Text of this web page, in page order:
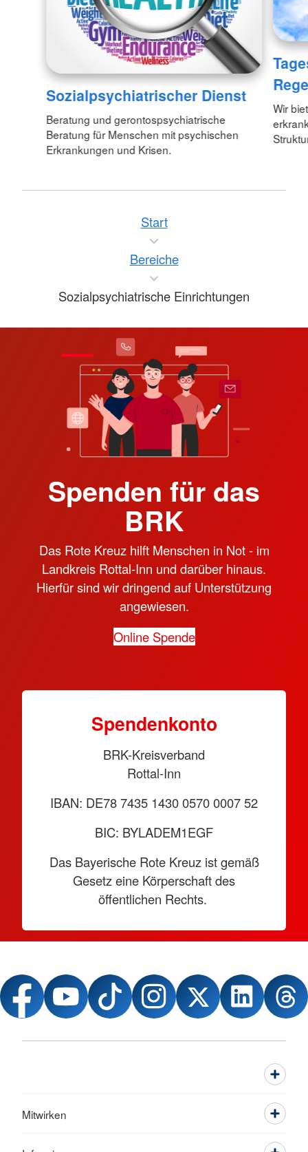
Sozialpsychiatrischer Dienst
Beratung und gerontospsychiatrische
Beratung für Menschen mit psychischen
Erkrankungen und Krisen.
Wir
Start
Bereiche
Sozialpsychiatrische Einrichtungen
Spenden für das
BRK
Das Rote Kreuz hilft Menschen in Not - im
Landkreis Rottal-Inn und darüber hinaus.
Hierfür sind wir dringend auf Unterstützung
angewiesen.
Online Spende
Spendenkonto
BRK-Kreisverband
Rottal-Inn
IBAN: DE78 7435 1430 0570 0007 52
BIC: BYLADEM1EGF
Das Bayerische Rote Kreuz ist gemäß
Gesetz eine Körperschaft des
öffentlichen Rechts.
Mitwirken